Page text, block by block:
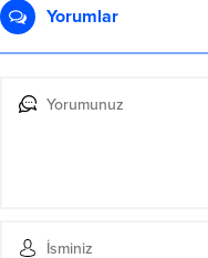
Yorumlar